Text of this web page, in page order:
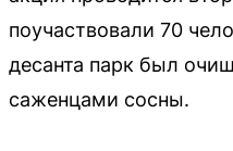
поучаствовали 70
десанта парк был
саженцами сосны.